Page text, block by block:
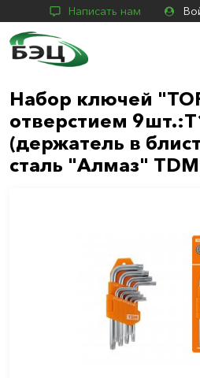
Написать нам
Набор ключей
отверстием
(держатель в
сталь "Алмаз" TDM